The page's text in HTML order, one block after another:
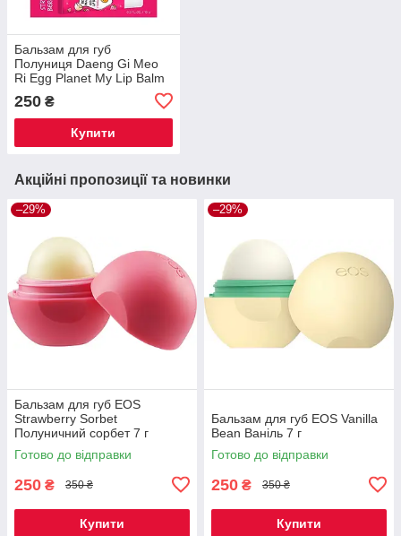
Бальзам для губ
Полуниця Daeng Gi Meo
Ri Egg Planet My Lip Balm
250 ₴
Купити
Акційні пропозиції та новинки
–29%
Бальзам для губ EOS
Strawberry Sorbet
Полуничний сорбет 7 г
Готово до відправки
250 ₴ 350 ₴
Купити
–29%
Бальзам для губ EOS Vanilla
Bean Ваніль 7 г
Готово до відправки
250 ₴ 350 ₴
Купити